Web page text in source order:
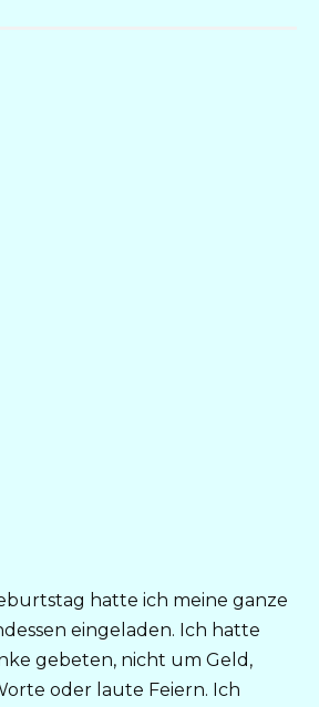
hatte ich meine ganze
eingeladen. Ich hatte
gebeten, nicht um Geld,
oder laute Feiern. Ich